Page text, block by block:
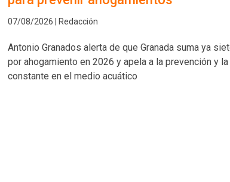
07/08/2026 | Redacción
Antonio Granados alerta de que Granada suma ya
por ahogamiento en 2026 y apela a la prevención y
constante en el medio acuático